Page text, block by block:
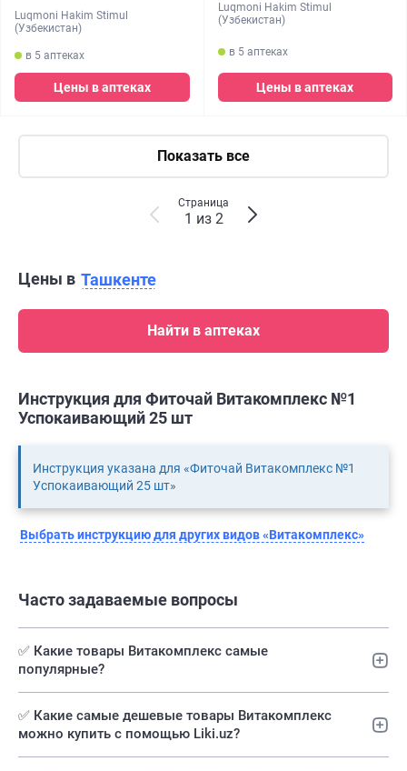
Luqmoni Hakim Stimul
(Узбекистан)
в 5 аптеках
Цены в аптеках
Luqmoni Hakim Stimul
(Узбекистан)
в 5 аптеках
Цены в аптеках
Показать все
Страница
1 из 2
Цены в Ташкенте
Найти в аптеках
Инструкция для Фиточай Витакомплекс №1
Успокаивающий 25 шт
Инструкция указана для «Фиточай Витакомплекс №1
Успокаивающий 25 шт»
Выбрать инструкцию для других видов «Витакомплекс»
Часто задаваемые вопросы
✅ Какие товары Витакомплекс самые
популярные?
✅️ Какие самые дешевые товары Витакомплекс
можно купить с помощью Liki.uz?